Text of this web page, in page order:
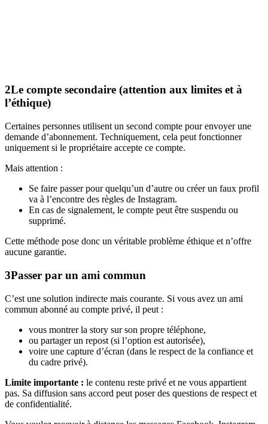
2Le compte secondaire (attention aux limites et à
l’éthique)
Certaines personnes utilisent un second compte pour envoyer une
demande d’abonnement. Techniquement, cela peut fonctionner
uniquement si le propriétaire accepte ce compte.
Mais attention :
Se faire passer pour quelqu’un d’autre ou créer un faux profil
va à l’encontre des règles de Instagram.
En cas de signalement, le compte peut être suspendu ou
supprimé.
Cette méthode pose donc un véritable problème éthique et n’offre
aucune garantie.
3Passer par un ami commun
C’est une solution indirecte mais courante. Si vous avez un ami
commun abonné au compte privé, il peut :
vous montrer la story sur son propre téléphone,
ou partager un repost (si l’option est autorisée),
voire une capture d’écran (dans le respect de la confiance et
du cadre privé).
Limite importante : le contenu reste privé et ne vous appartient
pas. Sa diffusion sans accord peut poser des questions de respect et
de confidentialité.